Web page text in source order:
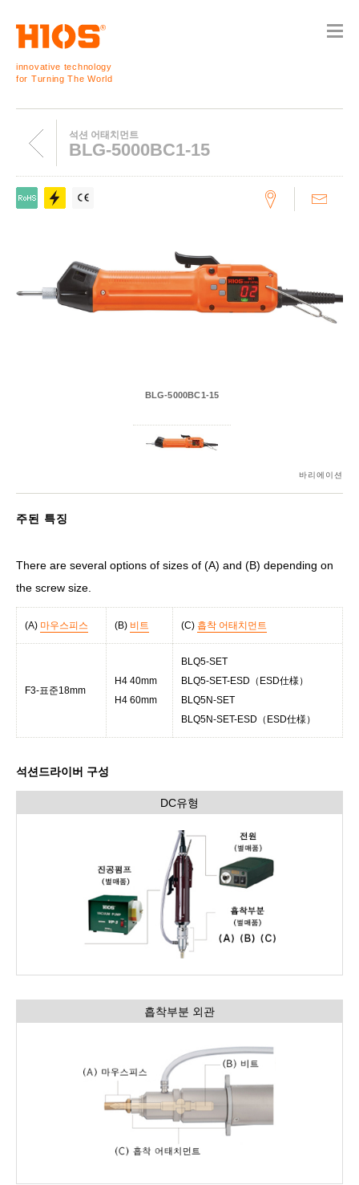
innovative technology
for Turning The World
석션 어태치먼트
BLG-5000BC1-15
바리에이션
BLG-5000BC1-15
주된 특징
There are several options of sizes of (A) and (B) depending on
the screw size.
(A) 마우스피스 (B) 비트 (C) 흡착 어태치먼트
F3-표준18mm
H4 40mm
H4 60mm
BLQ5-SET
BLQ5-SET-ESD（ESD仕様）
BLQ5N-SET
BLQ5N-SET-ESD（ESD仕様）
석션드라이버 구성
DC유형
흡착부분 외관